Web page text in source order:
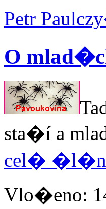
Petr
O
sta�í a
cel�
Vlo�eno: